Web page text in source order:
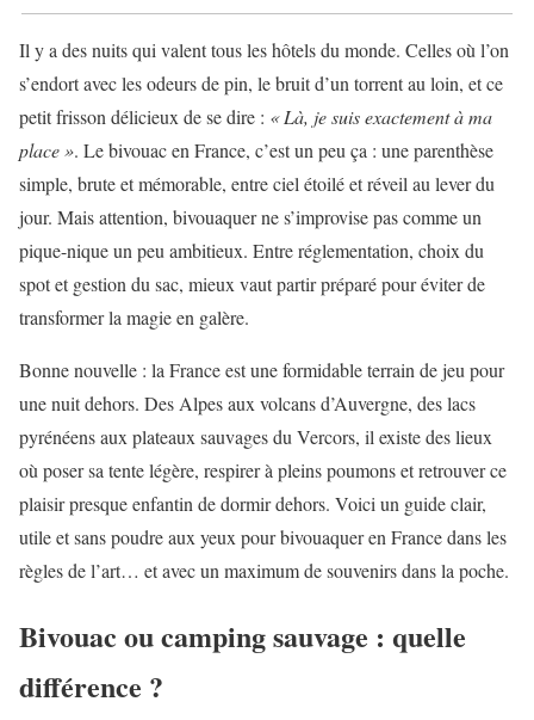
Il y a des nuits qui valent tous les hôtels du monde. Celles où l’on
s’endort avec les odeurs de pin, le bruit d’un torrent au loin, et ce
petit frisson délicieux de se dire : « Là, je suis exactement à ma
place ». Le bivouac en France, c’est un peu ça : une parenthèse
simple, brute et mémorable, entre ciel étoilé et réveil au lever du
jour. Mais attention, bivouaquer ne s’improvise pas comme un
pique-nique un peu ambitieux. Entre réglementation, choix du
spot et gestion du sac, mieux vaut partir préparé pour éviter de
transformer la magie en galère.
Bonne nouvelle : la France est une formidable terrain de jeu pour
une nuit dehors. Des Alpes aux volcans d’Auvergne, des lacs
pyrénéens aux plateaux sauvages du Vercors, il existe des lieux
où poser sa tente légère, respirer à pleins poumons et retrouver ce
plaisir presque enfantin de dormir dehors. Voici un guide clair,
utile et sans poudre aux yeux pour bivouaquer en France dans les
règles de l’art… et avec un maximum de souvenirs dans la poche.
Bivouac ou camping sauvage : quelle
différence ?